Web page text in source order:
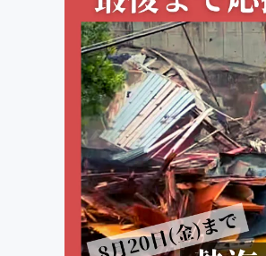
アート・写真
テクノロジー
映像・映画
ビジネス・起業
まちづくり・地